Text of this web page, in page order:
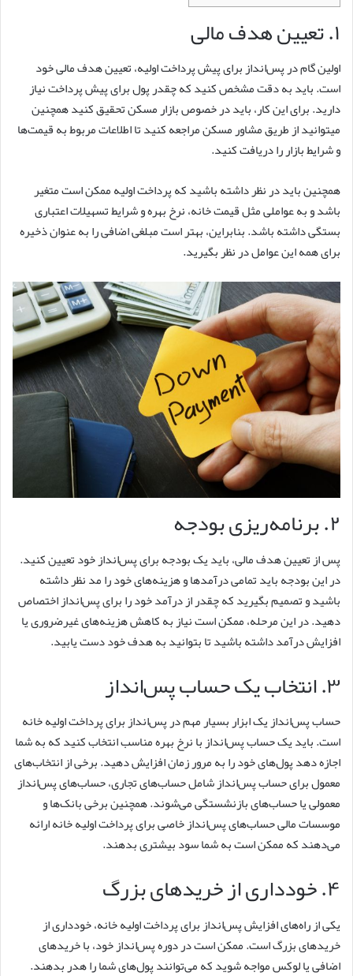
۱. تعیین هدف مالی
اولین گام در پس‌انداز برای پیش پرداخت اولیه، تعیین هدف مالی خود
است. باید به دقت مشخص کنید که چقدر پول برای پیش پرداخت نیاز
دارید. برای این کار، باید در خصوص بازار مسکن تحقیق کنید همچنین
میتوانید از طریق مشاور مسکن مراجعه کنید تا اطلاعات مربوط به قیمت‌ها
و شرایط بازار را دریافت کنید.
همچنین باید در نظر داشته باشید که پرداخت اولیه ممکن است متغیر
باشد و به عواملی مثل قیمت خانه، نرخ بهره و شرایط تسهیلات اعتباری
بستگی داشته باشد. بنابراین، بهتر است مبلغی اضافی را به عنوان ذخیره
برای همه این عوامل در نظر بگیرید.
۲. برنامه‌ریزی بودجه
پس از تعیین هدف مالی، باید یک بودجه برای پس‌انداز خود تعیین کنید.
در این بودجه باید تمامی درآمدها و هزینه‌های خود را مد نظر داشته
باشید و تصمیم بگیرید که چقدر از درآمد خود را برای پس‌انداز اختصاص
دهید. در این مرحله، ممکن است نیاز به کاهش هزینه‌های غیرضروری یا
افزایش درآمد داشته باشید تا بتوانید به هدف خود دست یابید.
۳. انتخاب یک حساب پس‌انداز
حساب پس‌انداز یک ابزار بسیار مهم در پس‌انداز برای پرداخت اولیه خانه
است. باید یک حساب پس‌انداز با نرخ بهره مناسب انتخاب کنید که به شما
اجازه دهد پول‌های خود را به مرور زمان افزایش دهید. برخی از انتخاب‌های
معمول برای حساب پس‌انداز شامل حساب‌های تجاری، حساب‌های پس‌انداز
معمولی یا حساب‌های بازنشستگی می‌شوند. همچنین برخی بانک‌ها و
موسسات مالی حساب‌های پس‌انداز خاصی برای پرداخت اولیه خانه ارائه
می‌دهند که ممکن است به شما سود بیشتری بدهند.
۴. خودداری از خریدهای بزرگ
یکی از راه‌های افزایش پس‌انداز برای پرداخت اولیه خانه، خودداری از
خریدهای بزرگ است. ممکن است در دوره پس‌انداز خود، با خریدهای
اضافی یا لوکس مواجه شوید که می‌توانند پول‌های شما را هدر بدهند.